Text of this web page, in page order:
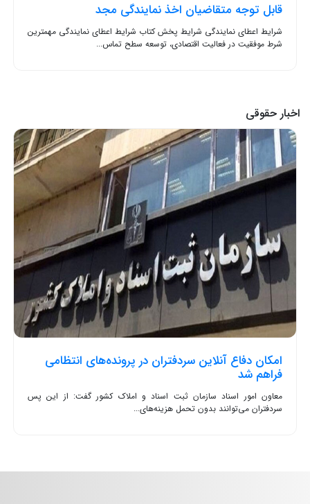
قابل توجه متقاضیان اخذ نمایندگی مجد
شرایط اعطای نمایندگی شرایط پخش کتاب شرایط اعطای نمایندگی مهمترین
شرط موفقیت در فعالیت اقتصادی، توسعه سطح تماس...
اخبار حقوقی
امکان دفاع آنلاین سردفتران در پرونده‌های انتظامی
فراهم شد
معاون امور اسناد سازمان ثبت اسناد و املاک کشور گفت: از این پس
سردفتران می‌توانند بدون تحمل هزینه‌های...